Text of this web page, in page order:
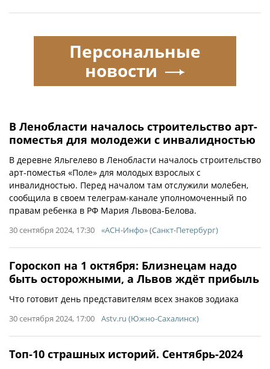
В Ленобласти началось строительство арт-
поместья для молодежи с инвалидностью
В деревне Яльгелево в Ленобласти началось строительство
арт-поместья «Поле» для молодых взрослых с
инвалидностью. Перед началом там отслужили молебен,
сообщила в своем телеграм-канале уполномоченный по
правам ребенка в РФ Мария Львова-Белова.
30 сентября 2024, 17:30 «АСН-Инфо» (Санкт-Петербург)
Гороскоп на 1 октября: Близнецам надо
быть осторожными, а Львов ждёт прибыль
Что готовит день представителям всех знаков зодиака
30 сентября 2024, 17:00 Astv.ru (Южно-Сахалинск)
Топ-10 страшных историй. Сентябрь-2024
Персональные
новости